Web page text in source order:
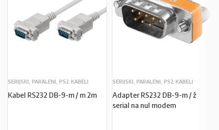
SERIJSKI, PARALENI, PS2 KABELI
Kabel RS232 DB-9-m / m 2m
SERIJSKI, PARALENI, PS2 KABELI
Adapter RS232 DB-9-m / ž
serial na nul modem